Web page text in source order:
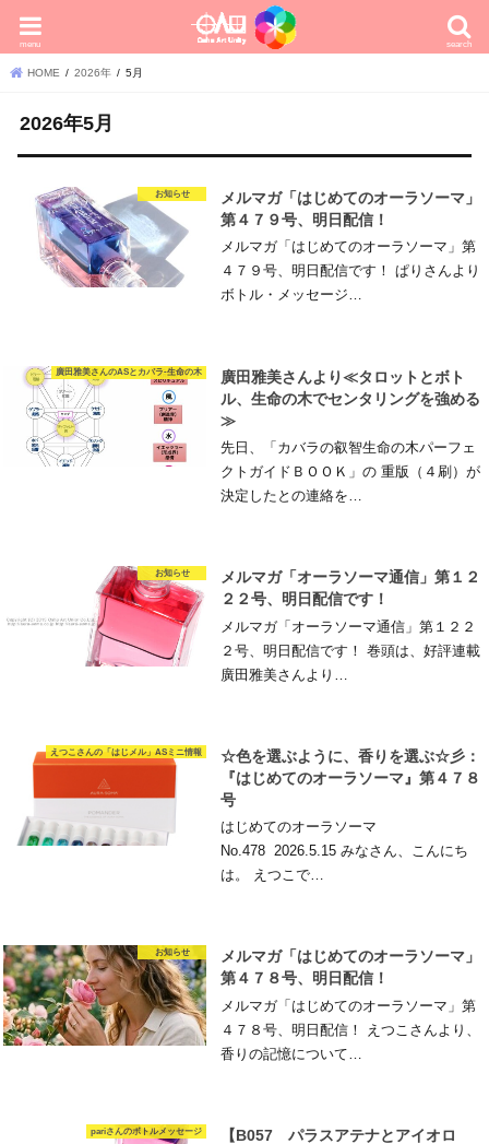
search
menu
HOME 2026年 5月
2026年5月
お知らせ
メルマガ「はじめてのオーラソーマ」
第４７９号、明日配信！
メルマガ「はじめてのオーラソーマ」第
４７９号、明日配信です！ ぱりさんより
ボトル・メッセージ…
廣田雅美さんのASとカバラ-生命の木
廣田雅美さんより≪タロットとボト
ル、生命の木でセンタリングを強める
≫
先日、「カバラの叡智生命の木パーフェ
クトガイドＢＯＯＫ」の 重版（４刷）が
決定したとの連絡を…
お知らせ
メルマガ「オーラソーマ通信」第１２
２２号、明日配信です！
メルマガ「オーラソーマ通信」第１２２
２号、明日配信です！ 巻頭は、好評連載
廣田雅美さんより…
えつこさんの「はじメル」ASミニ情報
☆色を選ぶように、香りを選ぶ☆彡：
『はじめてのオーラソーマ』第４７８
号
はじめてのオーラソーマ
No.478 2026.5.15 みなさん、こんにち
は。 えつこで…
お知らせ
メルマガ「はじめてのオーラソーマ」
第４７８号、明日配信！
メルマガ「はじめてのオーラソーマ」第
４７８号、明日配信！ えつこさんより、
香りの記憶について…
pariさんのボトルメッセージ
【B057 パラスアテナとアイオロ